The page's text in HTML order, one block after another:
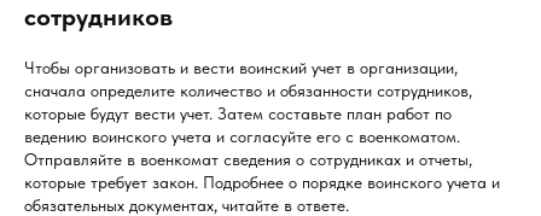
сотрудников
Чтобы организовать и вести воинский учет в организации,
сначала определите количество и обязанности сотрудников,
которые будут вести учет. Затем составьте план работ по
ведению воинского учета и согласуйте его с военкоматом.
Отправляйте в военкомат сведения о сотрудниках и отчеты,
которые требует закон. Подробнее о порядке воинского учета и
обязательных документах, читайте в ответе.